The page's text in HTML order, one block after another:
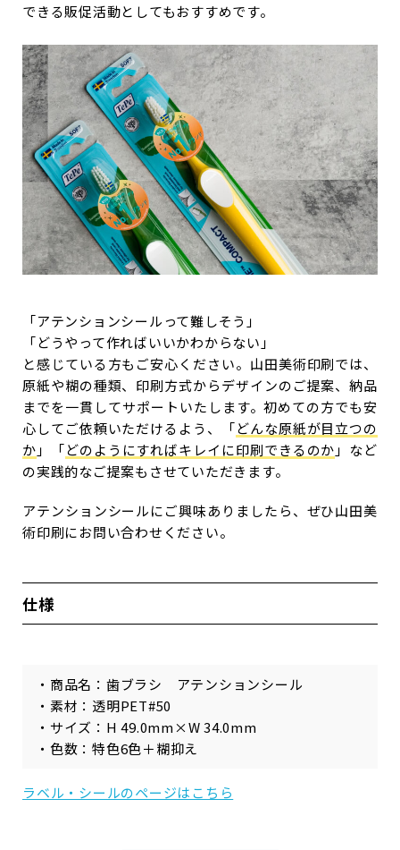
できる販促活動としてもおすすめです。
「アテンションシールって難しそう」
「どうやって作ればいいかわからない」
と感じている方もご安心ください。山田美術印刷では、
原紙や糊の種類、印刷方式からデザインのご提案、納品
までを一貫してサポートいたします。初めての方でも安
心してご依頼いただけるよう、「どんな原紙が目立つの
か 」「どのようにすればキレイに印刷できるのか 」など
の実践的なご提案もさせていただきます。
アテンションシールにご興味ありましたら、ぜひ山田美
術印刷にお問い合わせください。
仕様
・商品名：歯ブラシ アテンションシール
・素材：透明PET#50
・サイズ：H 49.0mm×W 34.0mm
・色数：特色6色＋糊抑え
ラベル・シールのページはこちら